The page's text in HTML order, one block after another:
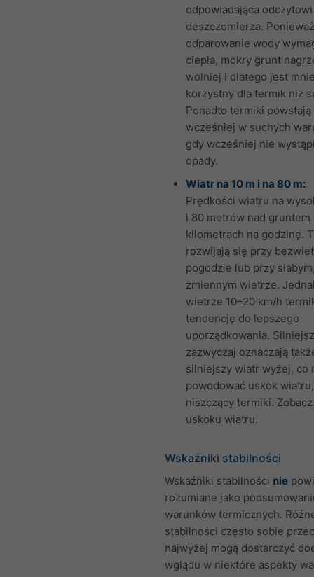
odpowiadająca
deszczomierza. Ponieważ
odparowanie wody
ciepła, mokry grunt
wolniej i dlatego jest
korzystny dla termik niż
Ponadto termiki powstają
wcześniej w suchych
gdy wcześniej nie
opady.
Wiatr na 10 m i na 80 m:
Prędkości wiatru na
i 80 metrów nad gruntem
kilometrach na godzinę.
rozwijają się przy
pogodzie lub przy
zmiennym wietrze.
wietrze 10–20 km/h
tendencję do lepszego
uporządkowania.
zazwyczaj oznaczają
silniejszy wiatr wyżej, co
powodować uskok wiatru,
niszczący termiki.
uskoku wiatru.
Wskaźniki stabilności
Wskaźniki stabilności nie
rozumiane jako
warunków termicznych.
stabilności często sobie
najwyżej mogą dostarczyć
wglądu w niektóre aspekty